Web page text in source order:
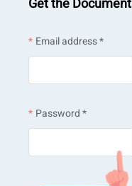
Get the Document
Email address *
Password *